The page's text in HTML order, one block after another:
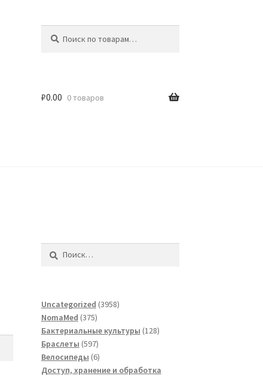
₽0.00 0 товаров
Uncategorized 39583958
NomaMed 375375
товаров
Бактериальные культуры 128128
Браслеты 597597
товаров
Велосипеды 66
товаров
Доступ, хранение и обработка